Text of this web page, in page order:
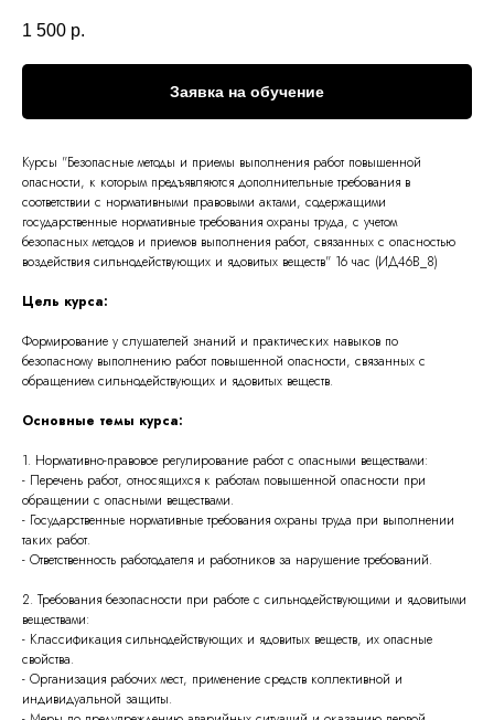
1 500 р.
Заявка на обучение
Курсы "Безопасные методы и приемы выполнения работ повышенной
опасности, к которым предъявляются дополнительные требования в
соответствии с нормативными правовыми актами, содержащими
государственные нормативные требования охраны труда, с учетом
безопасных методов и приемов выполнения работ, связанных с опасностью
воздействия сильнодействующих и ядовитых веществ" 16 час (ИД46В_8)
Цель курса:
Формирование у слушателей знаний и практических навыков по
безопасному выполнению работ повышенной опасности, связанных с
обращением сильнодействующих и ядовитых веществ.
Основные темы курса:
1. Нормативно-правовое регулирование работ с опасными веществами:
- Перечень работ, относящихся к работам повышенной опасности при
обращении с опасными веществами.
- Государственные нормативные требования охраны труда при выполнении
таких работ.
- Ответственность работодателя и работников за нарушение требований.
2. Требования безопасности при работе с сильнодействующими и ядовитыми
веществами:
- Классификация сильнодействующих и ядовитых веществ, их опасные
свойства.
- Организация рабочих мест, применение средств коллективной и
индивидуальной защиты.